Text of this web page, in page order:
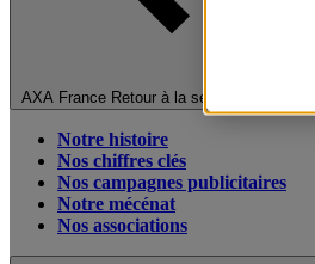
AXA France Retour à la section précédente
Notre histoire
Nos chiffres clés
Nos campagnes publicitaires
Notre mécénat
Nos associations